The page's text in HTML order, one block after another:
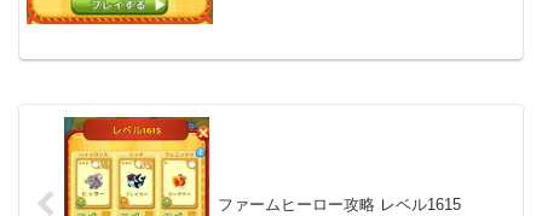
ファームヒーロー攻略 レベル1615